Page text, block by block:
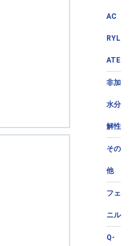
AC
RYL
ATE
非加
水分
解性
その
他
フェ
ニル
Q-